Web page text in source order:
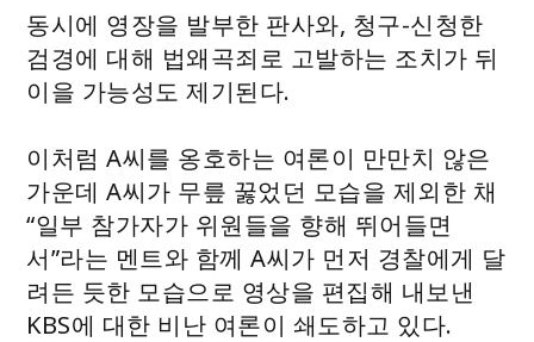
동시에 영장을 발부한 판사와, 청구-신청한
검경에 대해 법왜곡죄로 고발하는 조치가 뒤
이을 가능성도 제기된다.
이처럼 A씨를 옹호하는 여론이 만만치 않은
가운데 A씨가 무릎 꿇었던 모습을 제외한 채
“일부 참가자가 위원들을 향해 뛰어들면
서”라는 멘트와 함께 A씨가 먼저 경찰에게 달
려든 듯한 모습으로 영상을 편집해 내보낸
KBS에 대한 비난 여론이 쇄도하고 있다.